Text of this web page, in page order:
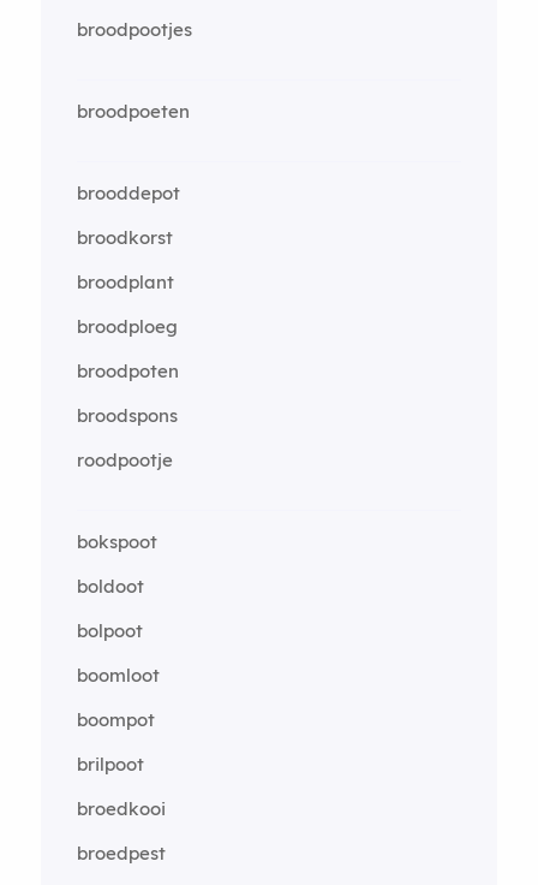
broodpootjes
broodpoeten
brooddepot
broodkorst
broodplant
broodploeg
broodpoten
broodspons
roodpootje
bokspoot
boldoot
bolpoot
boomloot
boompot
brilpoot
broedkooi
broedpest